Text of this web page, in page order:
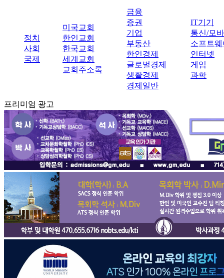
정치
사회
국제
미국교회
한인교회
한국교회
세계교회
교회주소록
금융
증권
기업
부동산
한인경제
글로벌경제
생활경제
경제일반
IT기기
통신/모
소프트웨
인터넷
게임
과학
프리미엄 광고